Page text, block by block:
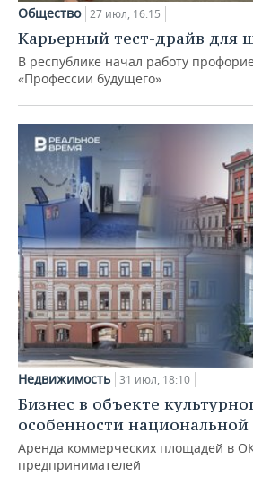
Общество 27 июл, 16:15
Карьерный тест-драйв для
В республике начал работу
«Профессии будущего»
Недвижимость 31 июл, 18:10
Бизнес в объекте
особенности
Аренда коммерческих площадей в
предпринимателей